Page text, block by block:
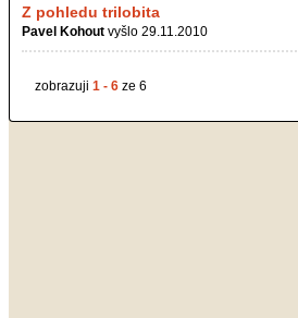
Z pohledu trilobita
Pavel Kohout vyšlo 29.11.2010
zobrazuji 1 - 6 ze 6